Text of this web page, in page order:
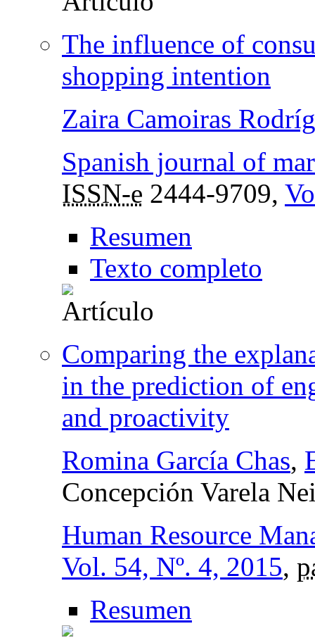
The influence of
shopping intention
Zaira Camoiras
Spanish journal of
ISSN-e 2444-9709,
Resumen
Texto completo
Comparing the
in the prediction of
and proactivity
Romina García Chas,
Concepción Varela
Human Resource
Vol. 54, Nº. 4, 2015,
Resumen